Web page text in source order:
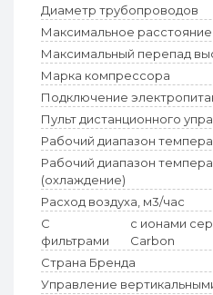
Диаметр трубопроводов
Максимальное
Максимальный перепад
Марка компрессора
Подключение
Пульт дистанционного
Рабочий диапазон
Рабочий диапазон
(охлаждение)
Расход воздуха, м3/час
С
фильтрами
с ионами
Carbon
Страна Бренда
Управление